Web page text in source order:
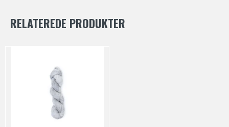
RELATEREDE PRODUKTER